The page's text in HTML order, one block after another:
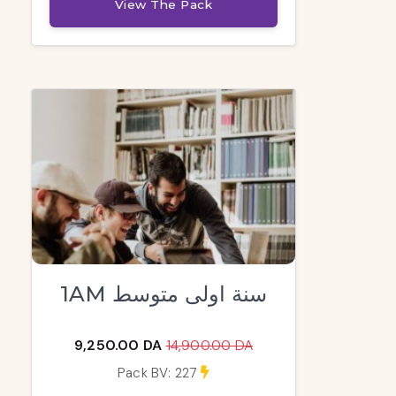
View The Pack
1AM سنة اولى متوسط
9,250.00 DA 14,900.00 DA
Pack BV: 227